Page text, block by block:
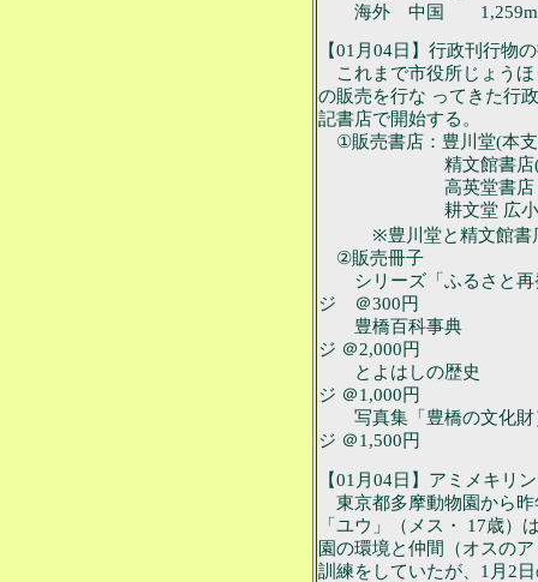
海外 中国 1,259m
【01月04日】行政刊行物
これまで市役所じょうほ
の販売を行な ってきた行
記書店で開始する。
①販売書店：豊川堂(本支
精文館書店(本支店
高英堂書店 松葉町
耕文堂 広小路三
※豊川堂と精文館書店
②販売冊子
シリーズ「ふるさと再
ジ ＠300円
豊橋百科事典 平
ジ ＠2,000円
とよはしの歴史
ジ ＠1,000円
写真集「豊橋の文化
ジ ＠1,500円
【01月04日】アミメキリ
東京都多摩動物園から昨
「ユウ」（メス・ 17歳）
園の環境と仲間（オスの
訓練をしていたが、1月2